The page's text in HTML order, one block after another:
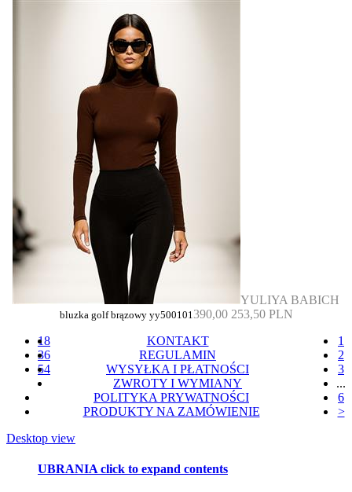
YULIYA BABICH
bluzka golf brązowy yy500101390,00 253,50 PLN
18
36
54
1
2
3
...
6
>
KONTAKT
REGULAMIN
WYSYŁKA I PŁATNOŚCI
ZWROTY I WYMIANY
POLITYKA PRYWATNOŚCI
PRODUKTY NA ZAMÓWIENIE
Desktop view
UBRANIA click to expand contents